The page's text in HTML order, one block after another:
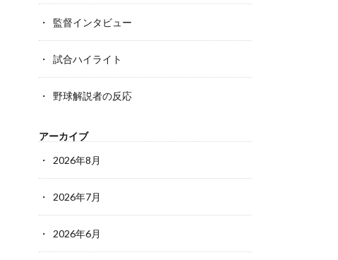
監督インタビュー
試合ハイライト
野球解説者の反応
アーカイブ
2026年8月
2026年7月
2026年6月